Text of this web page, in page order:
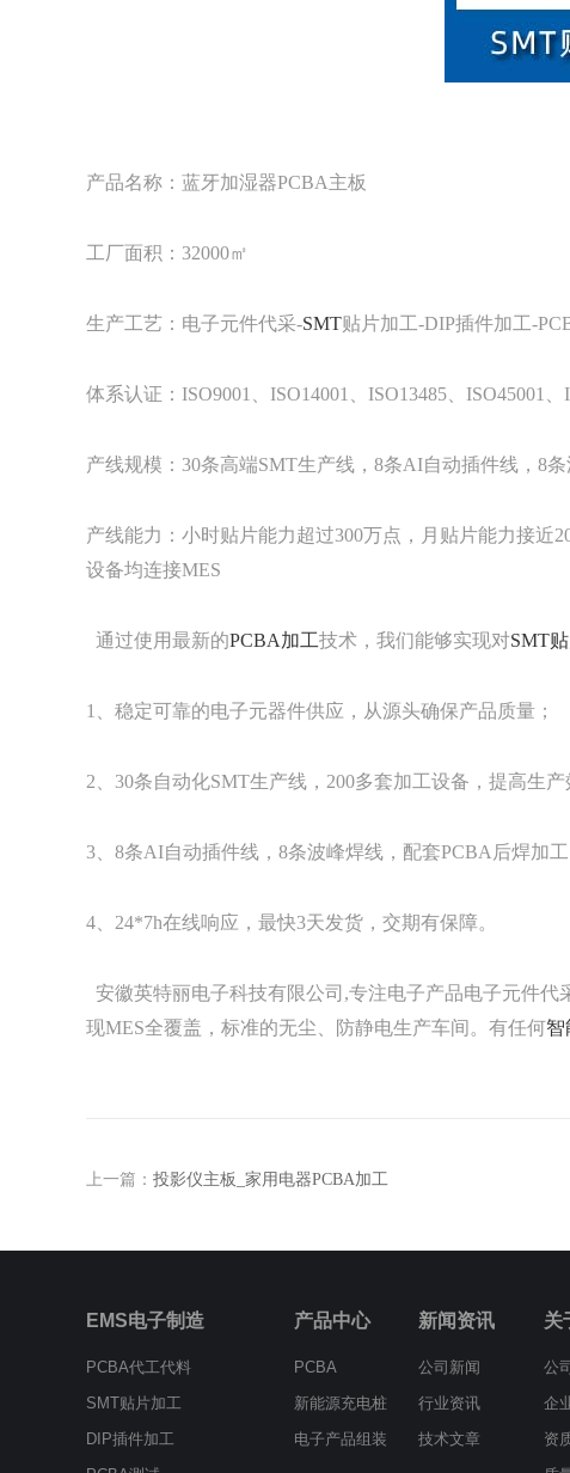
产品名称：蓝牙加湿器PCBA主板
工厂面积：32000㎡
生产工艺：电子元件代采-SMT贴片加工-DIP插件加工-
体系认证：ISO9001、ISO14001、ISO13485、ISO45001
产线规模：30条高端SMT生产线，8条AI自动插件线，8
产线能力：小时贴片能力超过300万点，月贴片能力接近
设备均连接MES
通过使用最新的PCBA加工技术，我们能够实现对SMT
1、稳定可靠的电子元器件供应，从源头确保产品质量；
2、30条自动化SMT生产线，200多套加工设备，提高生产
3、8条AI自动插件线，8条波峰焊线，配套PCBA后焊加工
4、24*7h在线响应，最快3天发货，交期有保障。
安徽英特丽电子科技有限公司,专注电子产品电子元件
现MES全覆盖，标准的无尘、防静电生产车间。有任何智
上一篇： 投影仪主板_家用电器PCBA加工
EMS电子制造
PCBA代工代料
SMT贴片加工
DIP插件加工
产品中心
PCBA
新能源充电桩
电子产品组装
新闻资讯
公司新闻
行业资讯
技术文章
关
公
企
资